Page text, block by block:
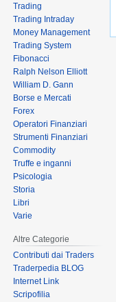
Trading
Trading Intraday
Money Management
Trading System
Fibonacci
Ralph Nelson Elliott
William D. Gann
Borse e Mercati
Forex
Operatori Finanziari
Strumenti Finanziari
Commodity
Truffe e inganni
Psicologia
Storia
Libri
Varie
Altre Categorie
Contributi dai Traders
Traderpedia BLOG
Internet Link
Scripofilia